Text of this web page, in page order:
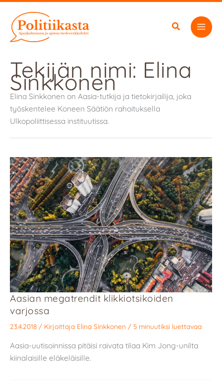
sisältöön
Tekijän nimi: Elina
Sinkkonen
Elina Sinkkonen on Aasia-tutkija ja tietokirjailija, joka
työskentelee Koneen Säätiön rahoituksella
Ulkopoliittisessa instituutissa.
Aasian megatrendit klikkiotsikoiden
varjossa
23.4.2018 / Kirjoittaja Elina Sinkkonen / 5 minuutiksi luettavaa
Aasia-uutisoinnissa pitäisi raivata tilaa Kim Jong-unilta
kiinalaisille eläkeläisille.